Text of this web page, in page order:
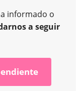
informado o
a seguir